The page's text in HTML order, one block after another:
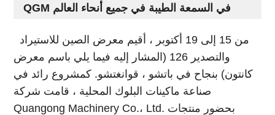
QGM في السمعة الطيبة في جميع أنحاء العالم
والتصدير 126 (المشار إليه فيما يلي باسم معرض
كانتون) بنجاح في باتشو ، قوانغتشو. كمشروع رائد في
صناعة ماكينات البلوك المحلية ، قامت شركة
Quangong Machinery Co.، Ltd. بحضور منتجات